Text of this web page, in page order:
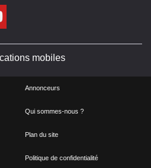
mobiles
Annonceurs
Qui sommes-nous ?
Plan du site
Politique de confidentialité